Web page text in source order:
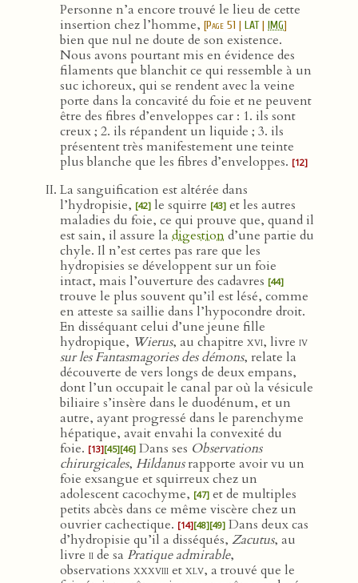
Personne n’a encore trouvé le lieu de cette
insertion chez l’homme, [Page 51 | LAT| IMG]
bien que nul ne doute de son existence.
Nous avons pourtant mis en évidence des
filaments que blanchit ce qui ressemble à un
suc ichoreux, qui se rendent avec la veine
porte dans la concavité du foie et ne peuvent
être des fibres d’enveloppes car : 1. ils sont
creux ; 2. ils répandent un liquide ; 3. ils
présentent très manifestement une teinte
plus blanche que les fibres d’enveloppes. [12]
La sanguification est altérée dans
l’hydropisie, [42] le squirre [43] et les autres
maladies du foie, ce qui prouve que, quand il
est sain, il assure la digestiond’une partie du
chyle. Il n’est certes pas rare que les
hydropisies se développent sur un foie
intact, mais l’ouverture des cadavres [44]
trouve le plus souvent qu’il est lésé, comme
en atteste sa saillie dans l’hypocondre droit.
En disséquant celui d’une jeune fille
hydropique, Wierus, au chapitre xvi, livre iv
sur les Fantasmagories des démons, relate la
découverte de vers longs de deux empans,
dont l’un occupait le canal par où la vésicule
biliaire s’insère dans le duodénum, et un
autre, ayant progressé dans le parenchyme
hépatique, avait envahi la convexité du
foie. [13][45][46] Dans ses Observations
chirurgicales, Hildanusrapporte avoir vu un
foie exsangue et squirreux chez un
adolescent cacochyme, [47] et de multiples
petits abcès dans ce même viscère chez un
ouvrier cachectique. [14][48][49] Dans deux cas
d’hydropisie qu’il a disséqués, Zacutus, au
livre iide sa Pratique admirable,
observations xxxviiietxlv, a trouvé que le